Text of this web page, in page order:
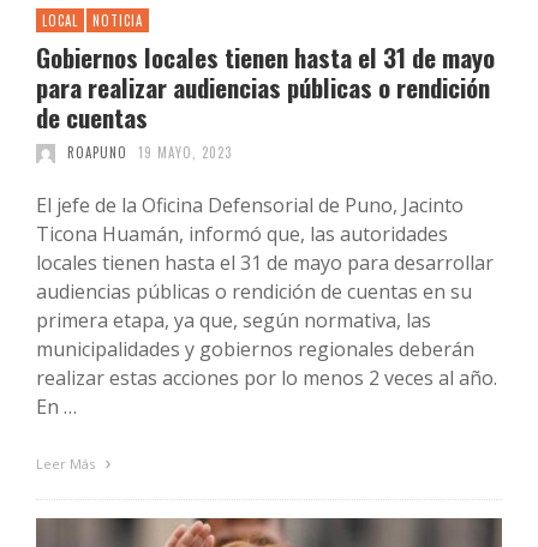
LOCAL NOTICIA
Gobiernos locales tienen hasta el 31 de mayo
para realizar audiencias públicas o rendición
de cuentas
ROAPUNO 19 MAYO, 2023
El jefe de la Oficina Defensorial de Puno, Jacinto
Ticona Huamán, informó que, las autoridades
locales tienen hasta el 31 de mayo para desarrollar
audiencias públicas o rendición de cuentas en su
primera etapa, ya que, según normativa, las
municipalidades y gobiernos regionales deberán
realizar estas acciones por lo menos 2 veces al año.
En …
Leer Más